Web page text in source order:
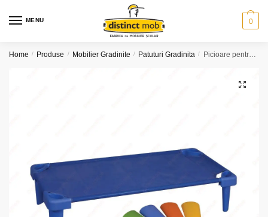
MENU 0
Home / Produse / Mobilier Gradinite / Patuturi Gradinita / Picioare pentru înălţare pat stivuibil
🔍